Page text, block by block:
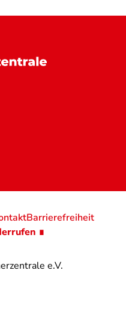
e.V.
Barrierefreiheit
∎